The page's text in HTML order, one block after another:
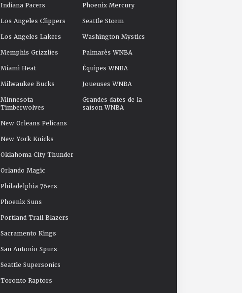
Indiana Pacers
Los Angeles Clippers
Los Angeles Lakers
Memphis Grizzlies
Miami Heat
Milwaukee Bucks
Minnesota
Timberwolves
New Orleans Pelicans
New York Knicks
Oklahoma City Thunder
Orlando Magic
Philadelphia 76ers
Phoenix Suns
Portland Trail Blazers
Sacramento Kings
San Antonio Spurs
Seattle Supersonics
Toronto Raptors
Phoenix Mercury
Seattle Storm
Washington Mystics
Palmarès WNBA
Équipes WNBA
Joueuses WNBA
Grandes dates de la
saison WNBA